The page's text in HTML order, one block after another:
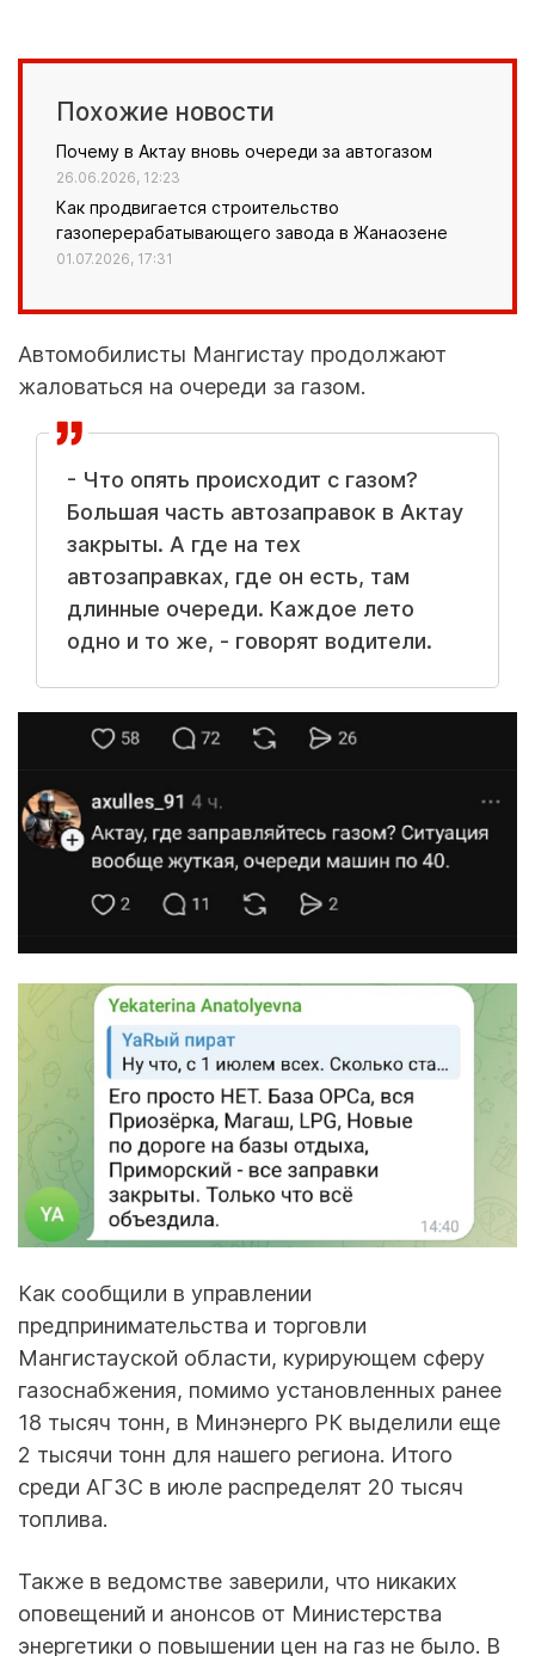
Похожие новости
Почему в Актау вновь очереди за автогазом
26.06.2026, 12:23
Как продвигается строительство
газоперерабатывающего завода в Жанаозене
01.07.2026, 17:31
Автомобилисты Мангистау продолжают
жаловаться на очереди за газом.
- Что опять происходит с газом?
Большая часть автозаправок в Актау
закрыты. А где на тех
автозаправках, где он есть, там
длинные очереди. Каждое лето
одно и то же, - говорят водители.
Как сообщили в управлении
предпринимательства и торговли
Мангистауской области, курирующем сферу
газоснабжения, помимо установленных ранее
18 тысяч тонн, в Минэнерго РК выделили еще
2 тысячи тонн для нашего региона. Итого
среди АГЗС в июле распределят 20 тысяч
топлива.
Также в ведомстве заверили, что никаких
оповещений и анонсов от Министерства
энергетики о повышении цен на газ не было. В